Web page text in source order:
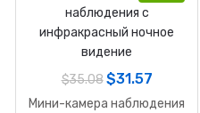
$35.08 $31.57
Мини-камера наблюдения